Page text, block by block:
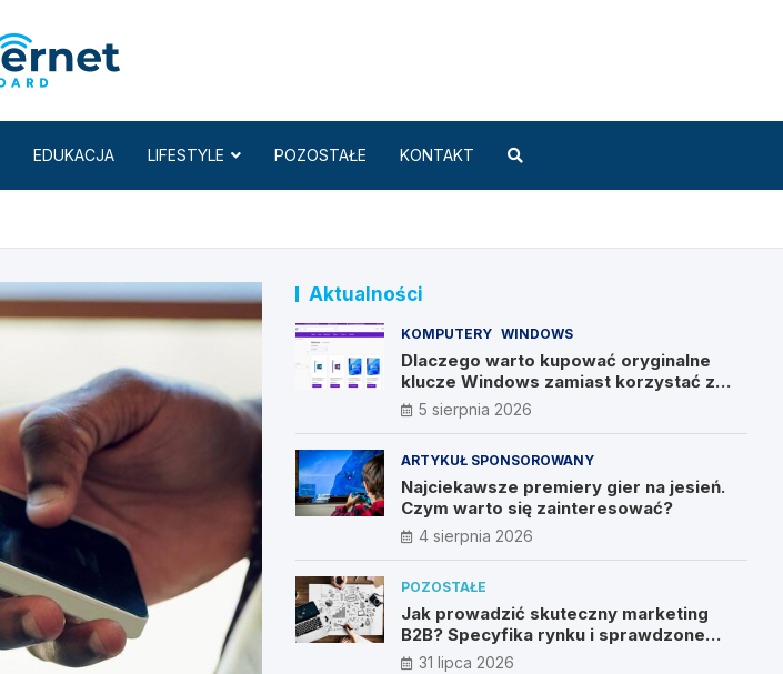
EDUKACJA LIFESTYLE POZOSTAŁE KONTAKT
Aktualności
KOMPUTERY WINDOWS
Dlaczego warto kupować oryginalne
klucze Windows zamiast korzystać z
nieautoryzowanych źródeł?
5 sierpnia 2026
ARTYKUŁ SPONSOROWANY
Najciekawsze premiery gier na jesień.
Czym warto się zainteresować?
4 sierpnia 2026
POZOSTAŁE
Jak prowadzić skuteczny marketing
B2B? Specyfika rynku i sprawdzone
metody
31 lipca 2026